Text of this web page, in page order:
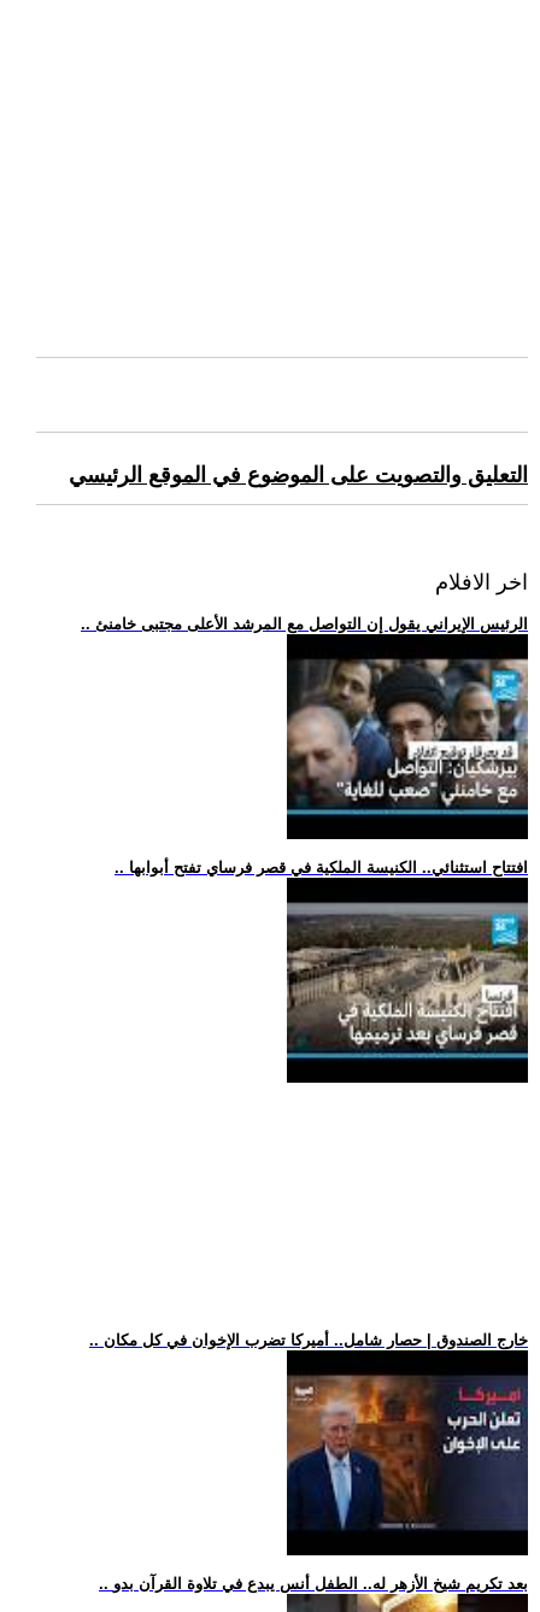
التعليق والتصويت على الموضوع في الموقع الرئيسي
اخر الافلام
.. الرئيس الإيراني يقول إن التواصل مع المرشد الأعلى مجتبى خامنئ
.. افتتاح استثنائي.. الكنيسة الملكية في قصر فرساي تفتح أبوابها
.. خارج الصندوق | حصار شامل.. أميركا تضرب الإخوان في كل مكان
.. بعد تكريم شيخ الأزهر له.. الطفل أنس يبدع في تلاوة القرآن بدو